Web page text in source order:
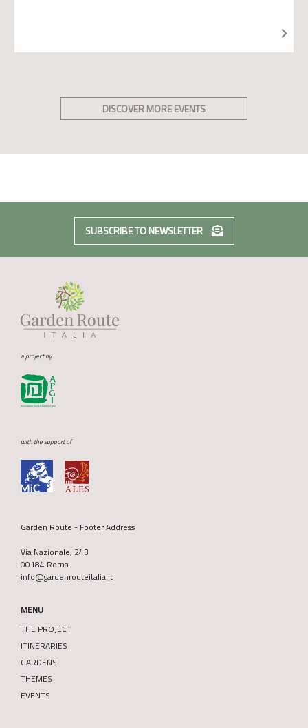
DISCOVER MORE EVENTS
SUBSCRIBE TO NEWSLETTER
a project by
with the support of
Garden Route - Footer Address
Via Nazionale, 243
00184 Roma
info@gardenrouteitalia.it
MENU
THE PROJECT
ITINERARIES
GARDENS
THEMES
EVENTS